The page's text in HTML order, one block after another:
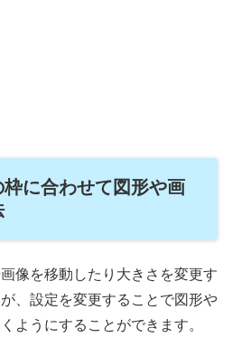
に合わせて図形や画
像を移動したり大きさを変更す
、設定を変更することで図形や
ようにすることができます。